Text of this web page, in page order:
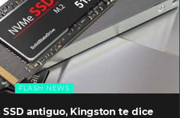
FLASH NEWS
SSD antiguo, Kingston te dice